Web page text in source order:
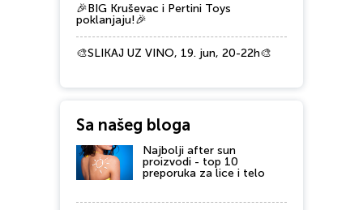
🎉BIG Kruševac i Pertini Toys
poklanjaju!🎉
🎨SLIKAJ UZ VINO, 19. jun, 20-22h🎨
Sa našeg bloga
Najbolji after sun
proizvodi - top 10
preporuka za lice i telo